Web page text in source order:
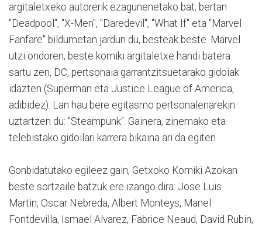
argitaletxeko autorerik ezagunenetako bat; bertan
"Deadpool", "X-Men", "Daredevil", "What If" eta "Marvel
Fanfare" bildumetan jardun du, besteak beste. Marvel
utzi ondoren, beste komiki argitaletxe handi batera
sartu zen, DC, pertsonaia garrantzitsuetarako gidoiak
idazten (Superman eta Justice League of America,
adibidez). Lan hau bere egitasmo pertsonalenarekin
uztartzen du: "Steampunk". Gainera, zinemako eta
telebistako gidoilari karrera bikaina ari da egiten.
Gonbidatutako egileez gain, Getxoko Komiki Azokan
beste sortzaile batzuk ere izango dira: Jose Luis
Martin, Oscar Nebreda, Albert Monteys, Manel
Fontdevilla, Ismael Alvarez, Fabrice Neaud, David Rubin,